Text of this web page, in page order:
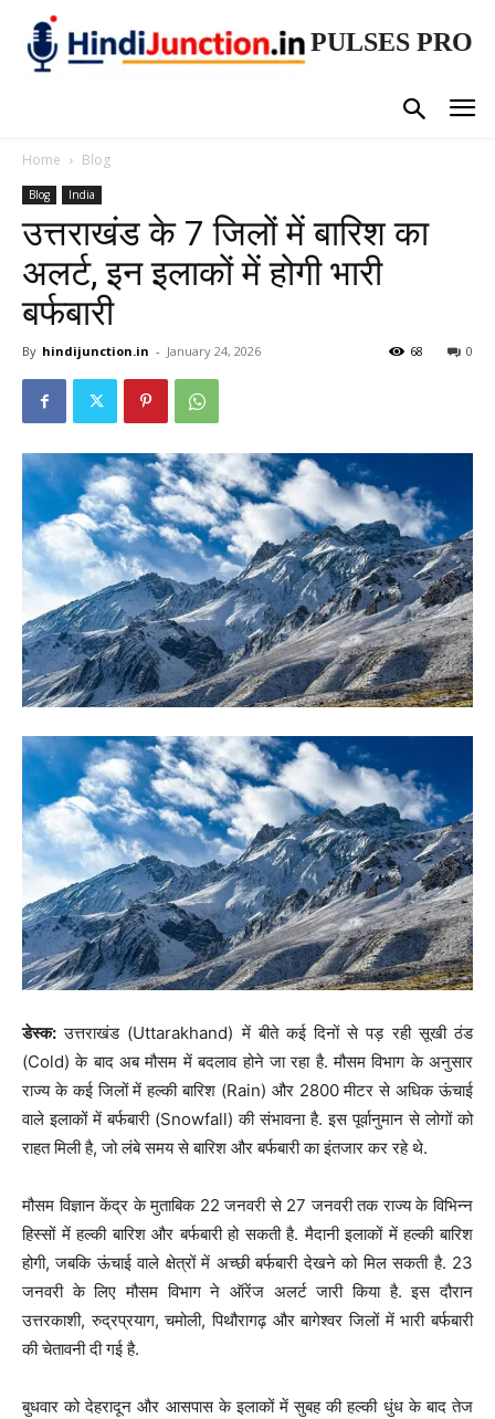
PULSES PRO
Home Blog
Blog India
उत्तराखंड के 7 जिलों में बारिश का
अलर्ट, इन इलाकों में होगी भारी
बर्फबारी
By hindijunction.in - January 24, 2026 0
68
डेस्क: उत्तराखंड (Uttarakhand) में बीते कई दिनों से पड़ रही सूखी ठंड
(Cold) के बाद अब मौसम में बदलाव होने जा रहा है. मौसम विभाग के अनुसार
राज्य के कई जिलों में हल्की बारिश (Rain) और 2800 मीटर से अधिक ऊंचाई
वाले इलाकों में बर्फबारी (Snowfall) की संभावना है. इस पूर्वानुमान से लोगों को
राहत मिली है, जो लंबे समय से बारिश और बर्फबारी का इंतजार कर रहे थे.
मौसम विज्ञान केंद्र के मुताबिक 22 जनवरी से 27 जनवरी तक राज्य के विभिन्न
हिस्सों में हल्की बारिश और बर्फबारी हो सकती है. मैदानी इलाकों में हल्की बारिश
होगी, जबकि ऊंचाई वाले क्षेत्रों में अच्छी बर्फबारी देखने को मिल सकती है. 23
जनवरी के लिए मौसम विभाग ने ऑरेंज अलर्ट जारी किया है. इस दौरान
उत्तरकाशी, रुद्रप्रयाग, चमोली, पिथौरागढ़ और बागेश्वर जिलों में भारी बर्फबारी
की चेतावनी दी गई है.
बुधवार को देहरादून और आसपास के इलाकों में सुबह की हल्की धुंध के बाद तेज